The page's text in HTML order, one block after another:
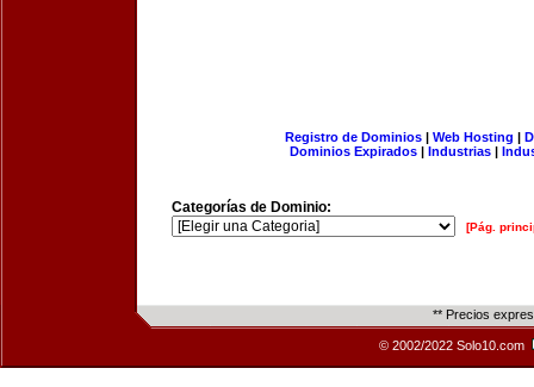
Registro de Dominios| Web Hosting |
Dominios Expirados | Industrias |
Categorías de Dominio:
[Pág.
** Precios
© 2002/2022 Solo10.com